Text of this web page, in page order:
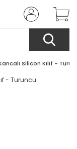
Silicon Kılıf -